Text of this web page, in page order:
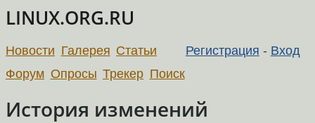
LINUX.ORG.RU
Регистрация - Вход
Новости Галерея Статьи
Форум Опросы Трекер Поиск
История изменений